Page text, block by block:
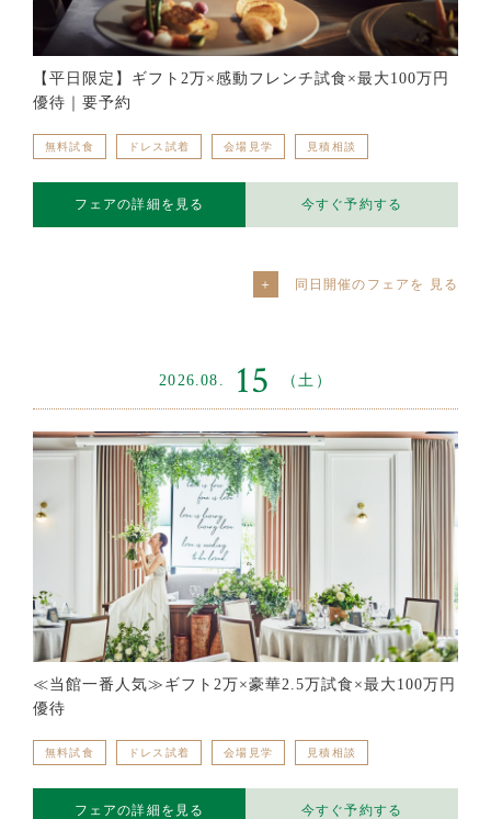
【平日限定】ギフト2万×感動フレンチ試食×最大100万円
優待｜要予約
無料試食 ドレス試着 会場見学 見積相談
フェアの詳細を見る 今すぐ予約する
同日開催のフェアを
2026.08. 15 （土）
≪当館一番人気≫ギフト2万×豪華2.5万試食×最大100万円
優待
無料試食 ドレス試着 会場見学 見積相談
フェアの詳細を見る 今すぐ予約する